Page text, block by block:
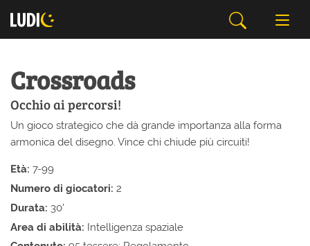
Crossroads
Occhio ai percorsi!
Un gioco strategico che dà grande importanza alla forma
armonica del disegno. Vince chi chiude più circuiti!
Età: 7-99
Numero di giocatori: 2
Durata: 30'
Area di abilità: Intelligenza spaziale